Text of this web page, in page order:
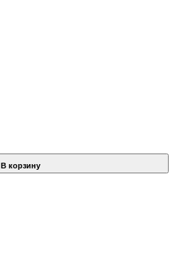
В корзину